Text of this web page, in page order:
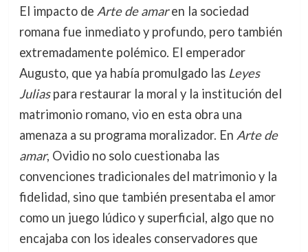
El impacto de Arte de amaren la sociedad
romana fue inmediato y profundo, pero también
extremadamente polémico. El emperador
Augusto, que ya había promulgado las Leyes
Juliaspara restaurar la moral y la institución del
matrimonio romano, vio en esta obra una
amenaza a su programa moralizador. En Arte de
amar, Ovidio no solo cuestionaba las
convenciones tradicionales del matrimonio y la
fidelidad, sino que también presentaba el amor
como un juego lúdico y superficial, algo que no
encajaba con los ideales conservadores que